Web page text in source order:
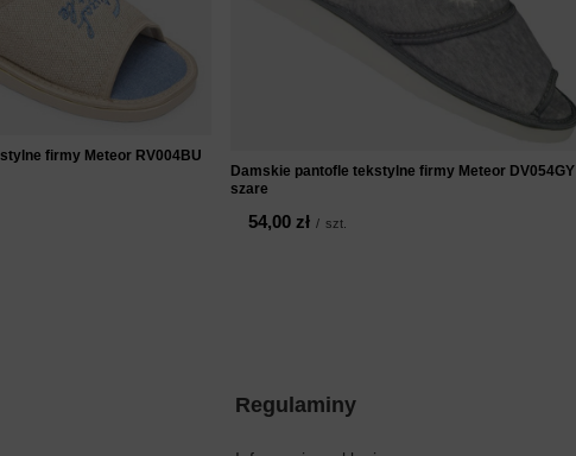
firmy Meteor RV004BU
Damskie pantofle tekstylne firmy Meteor DV054GY
szare
54,00 zł / szt.
Regulaminy